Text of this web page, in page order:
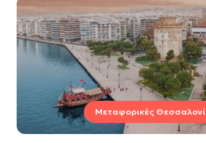
Μεταφορικές